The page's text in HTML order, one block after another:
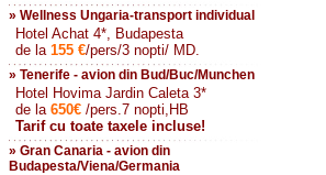
» Wellness Ungaria-transport individual
Hotel Achat 4*, Budapesta
de la 155 €/pers/3 nopti/ MD.
» Tenerife - avion din Bud/Buc/Munchen
Hotel Hovima Jardin Caleta 3*
de la 650€ /pers.7 nopti,HB
Tarif cu toate taxele incluse!
» Gran Canaria - avion din
Budapesta/Viena/Germania